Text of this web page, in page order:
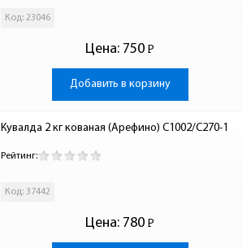
Код: 23046
Цена: 750 Р
-
Добавить в корзину
Кувалда 2 кг кованая (Арефино) С1002/С270-1
Рейтинг:
Код: 37442
Цена: 780 Р
-